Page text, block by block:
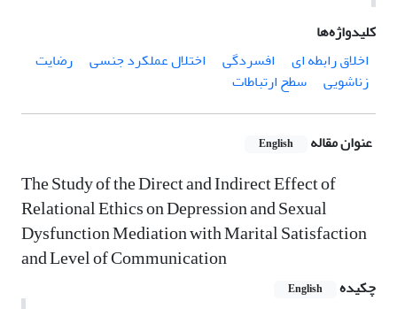
کلیدواژه‌ها
اخلاق رابطه ای
افسردگی اختلال عملکرد جنسی
رضایت
زناشویی
سطح ارتباطات
عنوان مقاله English
The Study of the Direct and Indirect Effect of
Relational Ethics on Depression and Sexual
Dysfunction Mediation with Marital Satisfaction
and Level of Communication
چکیده English